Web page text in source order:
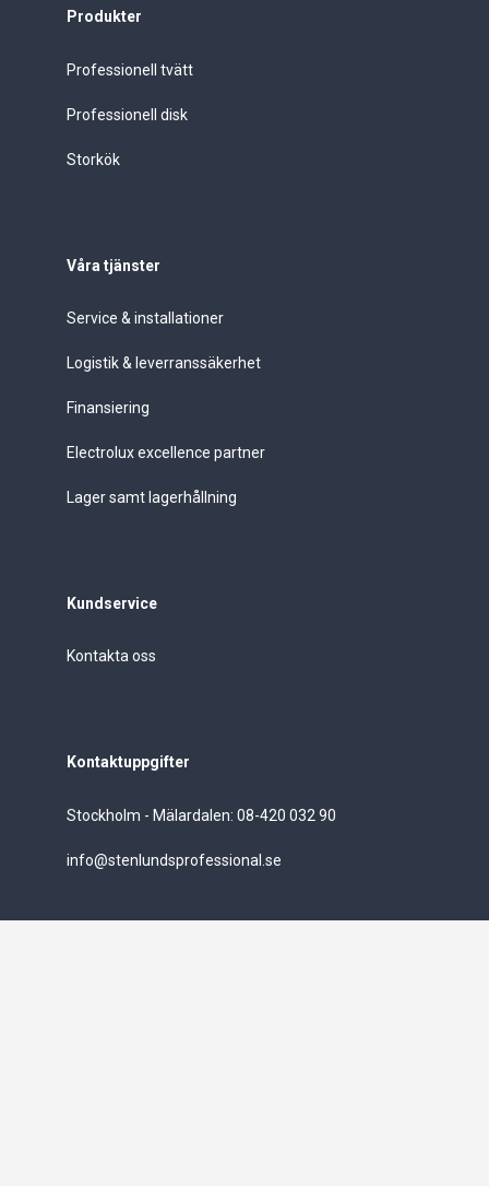
Produkter
Professionell tvätt
Professionell disk
Storkök
Våra tjänster
Service & installationer
Logistik & leverranssäkerhet
Finansiering
Electrolux excellence partner
Lager samt lagerhållning
Kundservice
Kontakta oss
Kontaktuppgifter
Stockholm - Mälardalen: 08-420 032 90
info@stenlundsprofessional.se